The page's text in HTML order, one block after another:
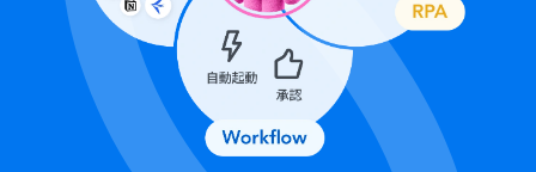
https://intercom.help/yoom/ja/articles/6929606
オペレーション数が5つを越えるフローボットを作成する
際は、ミニプラン以上のプランで設定可能です。フリープ
ランの場合はフローボットが起動しないため、ご注意く
ださい。